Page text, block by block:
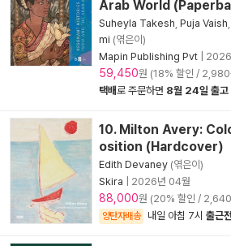
Arab World
Suheyla Takesh Puja Vaish
mi (엮은이)
Mapin Publishing Pvt
59,450원 (18% 할인 / 2,980
택배로 주문하면 8월 24일 출고
10. Milton Avery:
osition (Hardcover)
Edith Devaney (엮은이)
Skira
2026년 04월
88,000원 (20% 할인 /
양탄자배송 내일 아침 7시 출근